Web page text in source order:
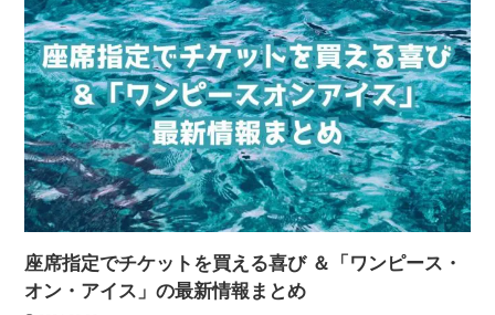
座席指定でチケットを買える喜び ＆「ワンピース・
オン・アイス」の最新情報まとめ